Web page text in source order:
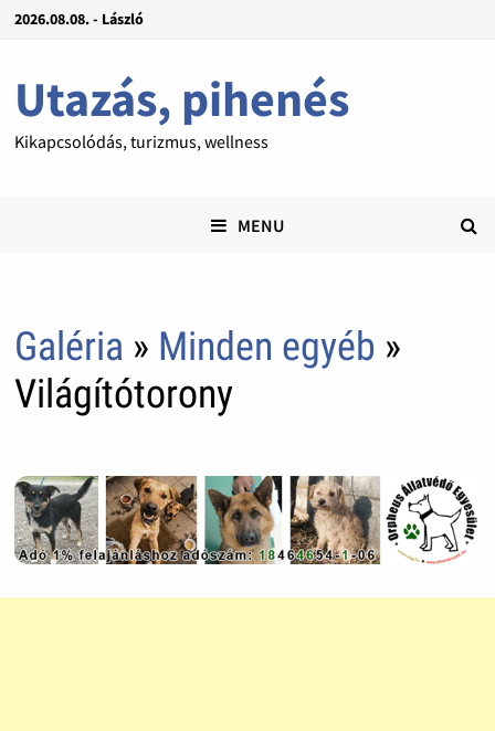
2026.08.08. - László
Utazás, pihenés
Kikapcsolódás, turizmus, wellness
MENU
Galéria » Minden egyéb »
Világítótorony